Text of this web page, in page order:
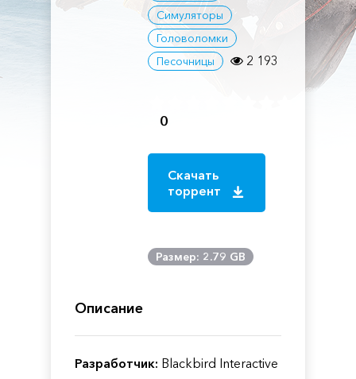
Симуляторы
Головоломки
Песочницы
2 193
0
Скачать
торрент
Размер: 2.79 GB
Описание
Разработчик: Blackbird Interactive